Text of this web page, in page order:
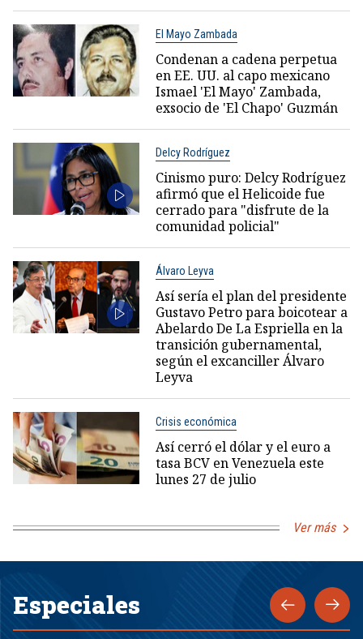
El Mayo Zambada
Condenan a cadena perpetua
en EE. UU. al capo mexicano
Ismael 'El Mayo' Zambada,
exsocio de 'El Chapo' Guzmán
Delcy Rodríguez
Cinismo puro: Delcy Rodríguez
afirmó que el Helicoide fue
cerrado para "disfrute de la
comunidad policial"
Álvaro Leyva
Así sería el plan del presidente
Gustavo Petro para boicotear a
Abelardo De La Espriella en la
transición gubernamental,
según el excanciller Álvaro
Leyva
Crisis económica
Así cerró el dólar y el euro a
tasa BCV en Venezuela este
lunes 27 de julio
Ver más
Especiales